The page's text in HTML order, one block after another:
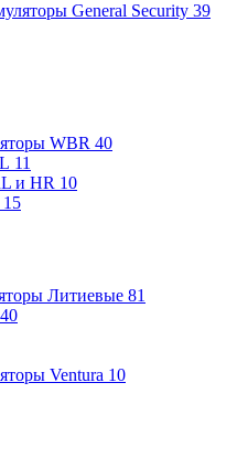
General Security 39
WBR 40
11
и HR 10
15
Литиевые 81
40
Ventura 10